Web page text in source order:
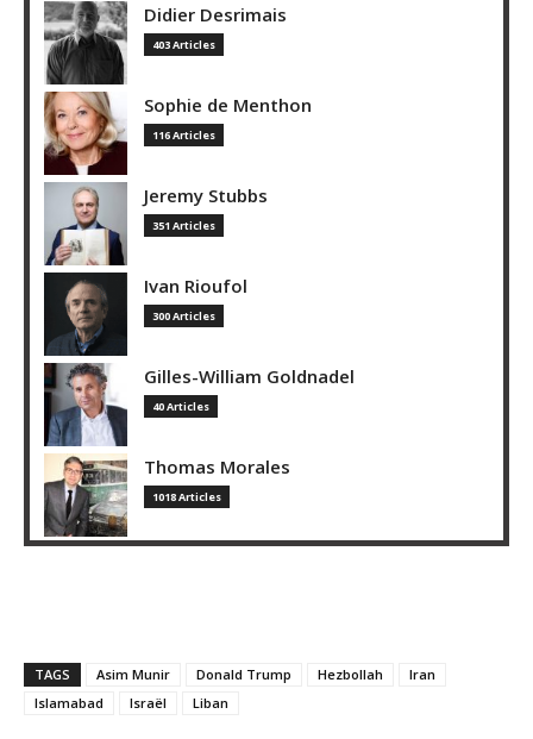
Didier Desrimais
403 Articles
Sophie de Menthon
116 Articles
Jeremy Stubbs
351 Articles
Ivan Rioufol
300 Articles
Gilles-William Goldnadel
40 Articles
Thomas Morales
1018 Articles
TAGS Asim Munir Donald Trump Hezbollah
Iran
Islamabad
Israël Liban